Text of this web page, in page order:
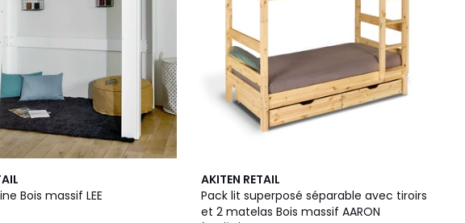
Lit mezzanine Bois massif LEE
AKITEN RETAIL
Pack lit superposé séparable avec tiroirs
et 2 matelas Bois massif AARON
4,6
/ 5
2
Couleurs